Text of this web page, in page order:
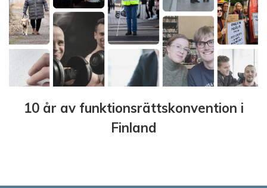
10 år av funktionsrättskonvention i
Finland